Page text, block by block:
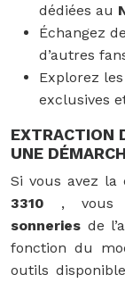
dédiées au
Échangez
d’autres
Explorez
exclusives
EXTRACTION
UNE
Si vous avez la
3310 , vous
sonneries de
fonction du
outils